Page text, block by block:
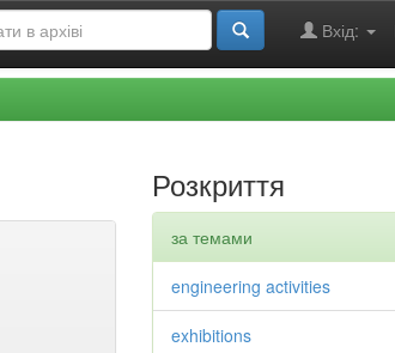
Вхід:
Розкриття
за темами
engineering activities
exhibitions